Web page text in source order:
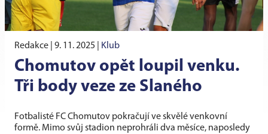
Redakce | 9. 11. 2025 Klub
Chomutov opět loupil venku.
Tři body veze ze Slaného
Fotbalisté FC Chomutov pokračují ve skvělé venkovní
formě. Mimo svůj stadion neprohráli dva měsíce, naposledy